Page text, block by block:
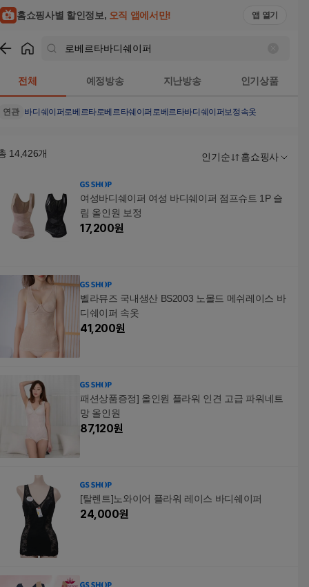
홈쇼핑사별 할인정보, 오직 앱에서만! 앱 열기
전체 예정방송 지난방송 인기상품
연관 바디쉐이퍼로베르타로베르타쉐이퍼 로베르타바디쉐이퍼보정속옷
14,426개 인기순 홈쇼핑사
여성바디쉐이퍼 여성 바디쉐이퍼 점프슈트 1P 슬
림 올인원 보정
17,200원
벨라뮤즈 국내생산 BS2003 노몰드 메쉬레이스 바
디쉐이퍼 속옷
41,200원
패션상품증정] 올인원 플라워 인견 고급 파워네트
망 올인원
87,120원
[탈렌트]노와이어 플라워 레이스 바디쉐이퍼
24,000원